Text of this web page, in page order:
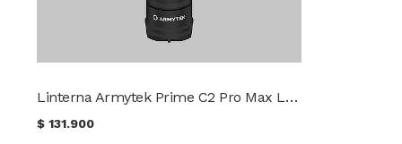
Linterna Armytek Prime C2 Pro Max Luz Fría
$131.900